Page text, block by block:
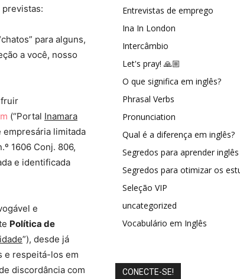
para alguns,
a você, nosso
(“Portal Inamara
empresária limitada
1606 Conj. 806,
e identificada
e
Política de
”), desde já
e respeitá-los em
discordância com
Entrevistas de emprego
Ina In London
Intercâmbio
Let's pray! 🙏🏼
O que significa em inglês?
Phrasal Verbs
Pronunciation
Qual é a diferença em inglês?
Segredos para aprender inglês
Segredos para otimizar os
Seleção VIP
uncategorized
Vocabulário em Inglês
CONECTE-SE!